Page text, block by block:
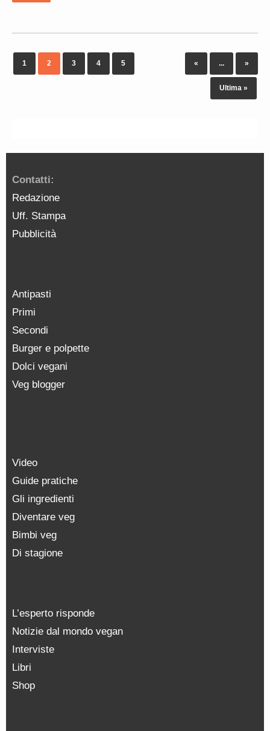
«
1 2 3 4 5 ... »
Ultima »
Contatti:
Redazione
Uff. Stampa
Pubblicità
Antipasti
Primi
Secondi
Burger e polpette
Dolci vegani
Veg blogger
Video
Guide pratiche
Gli ingredienti
Diventare veg
Bimbi veg
Di stagione
L’esperto risponde
Notizie dal mondo vegan
Interviste
Libri
Shop